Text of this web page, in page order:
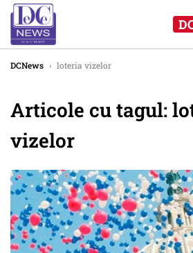
DCNews › loteria vizelor
Articole cu tagul:
vizelor